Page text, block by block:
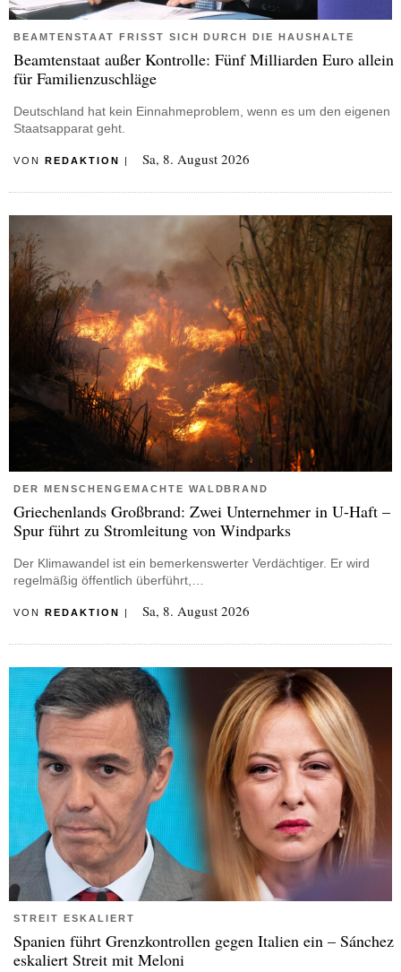
BEAMTENSTAAT FRISST SICH DURCH DIE HAUSHALTE
Beamtenstaat außer Kontrolle: Fünf Milliarden Euro allein
für Familienzuschläge
Deutschland hat kein Einnahmeproblem, wenn es um den eigenen
Staatsapparat geht.
VON REDAKTION Sa, 8. August 2026
DER MENSCHENGEMACHTE WALDBRAND
Griechenlands Großbrand: Zwei Unternehmer in U-Haft –
Spur führt zu Stromleitung von Windparks
Der Klimawandel ist ein bemerkenswerter Verdächtiger. Er wird
regelmäßig öffentlich überführt,…
VON REDAKTION | Sa, 8. August 2026
STREIT ESKALIERT
Spanien führt Grenzkontrollen gegen Italien ein – Sánchez
eskaliert Streit mit Meloni